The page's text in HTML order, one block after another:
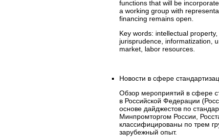
functions that will be
a working group with
financing remains open.
Key words: intellectual
jurisprudence, informatization,
market, labor resources.
Новости в сфере
Обзор мероприятий в сфере
в Российской Федерации
основе дайджестов по
Минпромторгом России,
классифицированы по трем
зарубежный опыт.